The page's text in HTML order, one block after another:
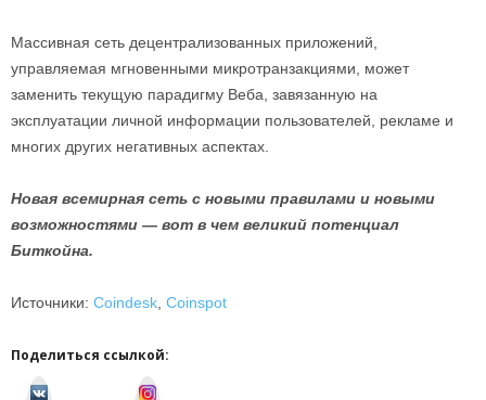
Массивная сеть децентрализованных приложений,
управляемая мгновенными микротранзакциями, может
заменить текущую парадигму Веба, завязанную на
эксплуатации личной информации пользователей, рекламе и
многих других негативных аспектах.
Новая всемирная сеть с новыми правилами и новыми
возможностями — вот в чем великий потенциал
Биткойна.
Источники: Coindesk Coinspot
Поделиться ссылкой: